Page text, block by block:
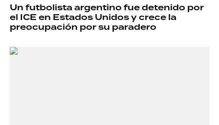
Un futbolista argentino fue detenido por
el ICE en Estados Unidos y crece la
preocupación por su paradero